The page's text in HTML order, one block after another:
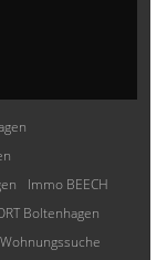
Immo BEECH
Boltenhagen
Wohnungssuche